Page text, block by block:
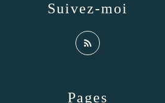
Pages
Suivez-moi